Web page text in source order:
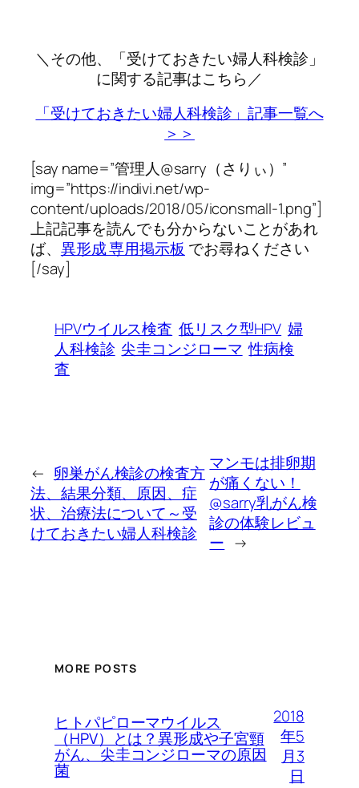
＼その他、「受けておきたい婦人科検診」
に関する記事はこちら／
「受けておきたい婦人科検診」記事一覧へ
＞＞
[say name=”管理人@sarry（さりぃ）”
img=”https://indivi.net/wp-
content/uploads/2018/05/iconsmall-1.png”]
上記記事を読んでも分からないことがあれ
ば、 異形成 専用掲示板 でお尋ねください
[/say]
HPVウイルス検査 低リスク型HPV 婦
人科検診 尖圭コンジローマ 性病検
査
← 卵巣がん検診の検査方
法、結果分類、原因、症
状、治療法について～受
けておきたい婦人科検診
マンモは排卵期
が痛くない！
@sarry乳がん検
診の体験レビュ
ー →
MORE POSTS
ヒトパピローマウイルス
（HPV）とは？異形成や子宮頸
がん、尖圭コンジローマの原因
菌
2018
年5
月3
日